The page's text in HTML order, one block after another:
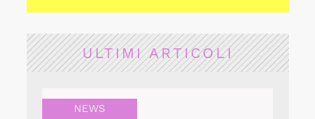
ULTIMI ARTICOLI
NEWS